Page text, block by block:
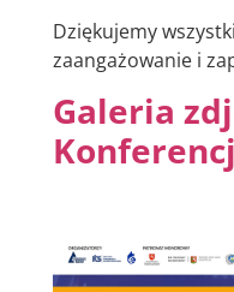
Dziękujemy
zaangażowanie i
Galeria